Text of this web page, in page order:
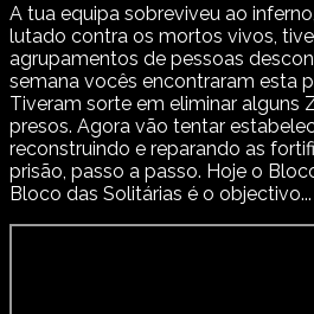
A tua equipa sobreviveu ao
lutado contra os mortos vivos,
agrupamentos de pessoas
semana vocês encontraram esta
Tiveram sorte em eliminar alguns
presos. Agora vão tentar
reconstruindo e reparando as
prisão, passo a passo. Hoje o
Bloco das Solitárias é o objectivo...